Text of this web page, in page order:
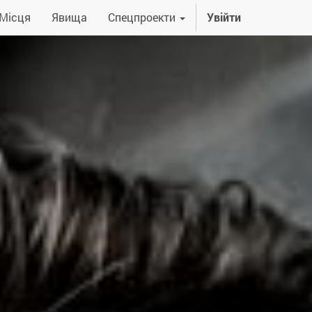
Явища Спецпроекти Увійти